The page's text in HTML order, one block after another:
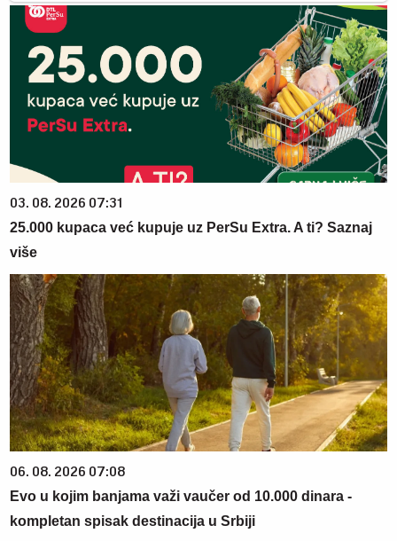
03. 08. 2026 07:31
25.000 kupaca već kupuje uz PerSu Extra. A ti? Saznaj
više
06. 08. 2026 07:08
Evo u kojim banjama važi vaučer od 10.000 dinara -
kompletan spisak destinacija u Srbiji